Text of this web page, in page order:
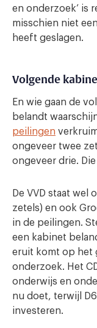
en onderzoek’ is
misschien niet
heeft geslagen.
Volgende
En wie gaan de
belandt
peilingen
ongeveer twee
ongeveer drie.
De VVD staat wel
zetels) en ook
in de peilingen.
een kabinet
eruit komt op het
onderzoek. Het
onderwijs en
nu doet, terwijl
investeren.